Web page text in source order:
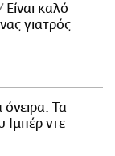
Είναι καλό
γιατρός
Τα
Ιμπέρ ντε